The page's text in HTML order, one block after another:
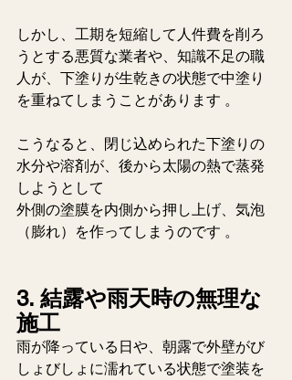
しかし、工期を短縮して人件費を削ろ
うとする悪質な業者や、知識不足の職
人が、下塗りが生乾きの状態で中塗り
を重ねてしまうことがあります 。
こうなると、閉じ込められた下塗りの
水分や溶剤が、後から太陽の熱で蒸発
しようとして
外側の塗膜を内側から押し上げ、気泡
（膨れ）を作ってしまうのです 。
3. 結露や雨天時の無理な
施工
雨が降っている日や、朝露で外壁がび
しょびしょに濡れている状態で塗装を